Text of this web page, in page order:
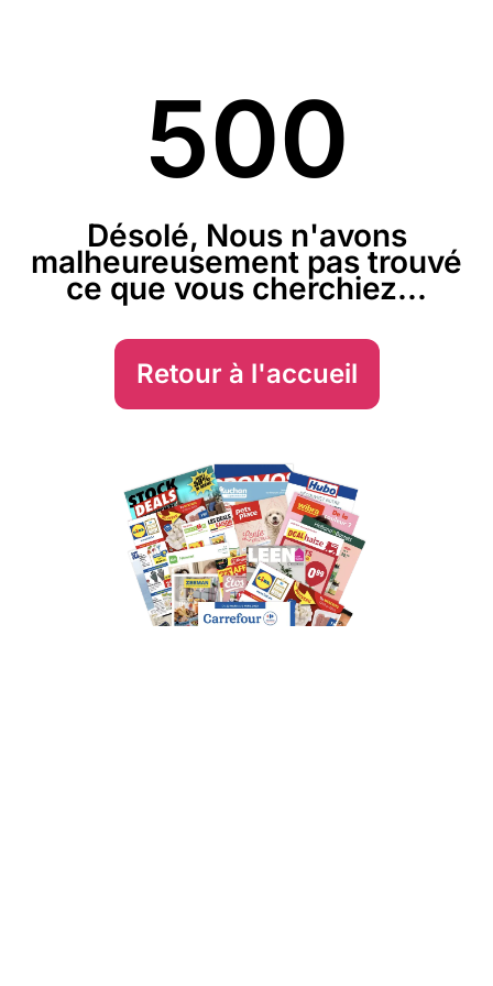
500
Désolé, Nous n'avons
malheureusement pas trouvé
ce que vous cherchiez...
Retour à l'accueil